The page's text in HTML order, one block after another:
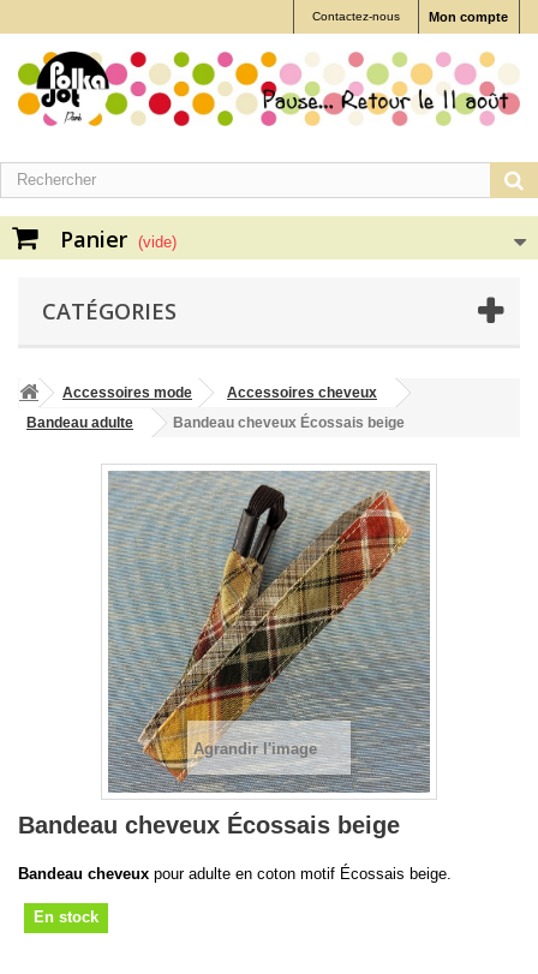
Mon compte
Contactez-nous
Panier (vide)
CATÉGORIES
Accessoires mode
Accessoires cheveux
Bandeau adulte
Bandeau cheveux Écossais beige
Agrandir l'image
Bandeau cheveux Écossais beige
Bandeau cheveux pour adulte en coton motif Écossais beige.
En stock